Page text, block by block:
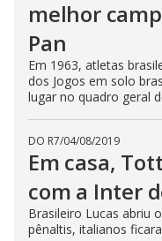
melhor
Pan
Em 1963, atletas
dos Jogos em solo
lugar no quadro geral
DO R7/04/08/2019
Em casa,
com a Inter
Brasileiro Lucas abriu
pênaltis, italianos